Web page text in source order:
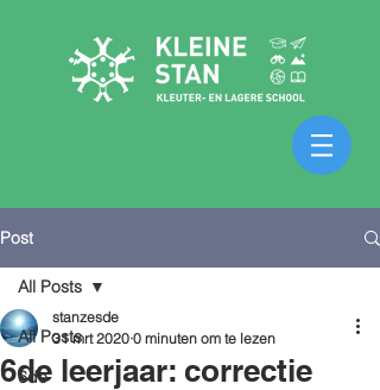
Post
All Posts
6de
All Posts
6de leerjaar: correctie
stanzesde
31 mrt 2020 0 minuten om te lezen